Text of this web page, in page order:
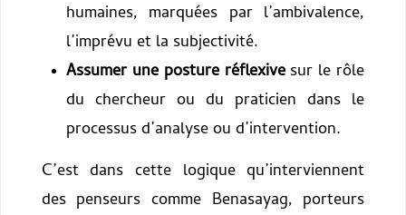
humaines, marquées par l’ambivalence,
l’imprévu et la subjectivité.
Assumer une posture réflexivesur le rôle
du chercheur ou du praticien dans le
processus d’analyse ou d’intervention.
C’est dans cette logique qu’interviennent
des penseurs comme Benasayag, porteurs